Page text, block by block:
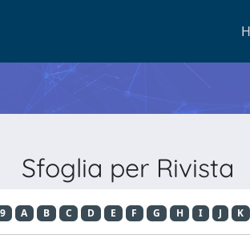
Sfoglia per Rivista
A B C D E F G H I J K